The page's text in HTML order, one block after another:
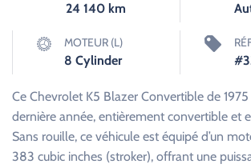
24 140 km
MOTEUR (L)
8 Cylinder
Ce Chevrolet K5 Blazer Convertible de
dernière année, entièrement convertible et
Sans rouille, ce véhicule est équipé d’un
383 cubic inches (stroker), offrant une